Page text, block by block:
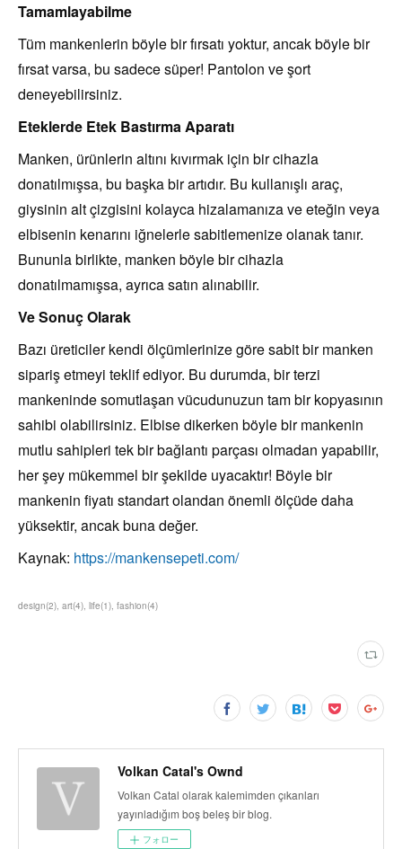
Tamamlayabilme
Tüm mankenlerin böyle bir fırsatı yoktur, ancak böyle bir
fırsat varsa, bu sadece süper! Pantolon ve şort
deneyebilirsiniz.
Eteklerde Etek Bastırma Aparatı
Manken, ürünlerin altını kıvırmak için bir cihazla
donatılmışsa, bu başka bir artıdır. Bu kullanışlı araç,
giysinin alt çizgisini kolayca hizalamanıza ve eteğin veya
elbisenin kenarını iğnelerle sabitlemenize olanak tanır.
Bununla birlikte, manken böyle bir cihazla
donatılmamışsa, ayrıca satın alınabilir.
Ve Sonuç Olarak
Bazı üreticiler kendi ölçümlerinize göre sabit bir manken
sipariş etmeyi teklif ediyor. Bu durumda, bir terzi
mankeninde somutlaşan vücudunuzun tam bir kopyasının
sahibi olabilirsiniz. Elbise dikerken böyle bir mankenin
mutlu sahipleri tek bir bağlantı parçası olmadan yapabilir,
her şey mükemmel bir şekilde uyacaktır! Böyle bir
mankenin fiyatı standart olandan önemli ölçüde daha
yüksektir, ancak buna değer.
Kaynak: https://mankensepeti.com/
design(2) art(4) life(1) fashion(4)
Volkan Catal's Ownd
Volkan Catal olarak kalemimden çıkanları
yayınladığım boş beleş bir blog.
フォロー